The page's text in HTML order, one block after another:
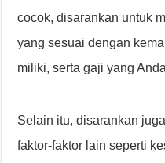
cocok, disarankan untuk
yang sesuai dengan
miliki, serta gaji yang
Selain itu, disarankan
faktor-faktor lain seperti